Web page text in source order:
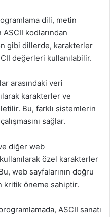
dili, metin
kodlarından
gibi dillerde, karakterler
değerleri kullanılabilir.
arasındaki veri
karakterler ve
Bu, farklı sistemlerin
sağlar.
diğer web
özel karakterler
web sayfalarının doğru
kritik öneme sahiptir.
ASCII sanatı